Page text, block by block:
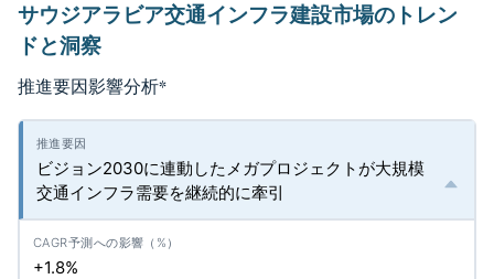
サウジアラビア交通インフラ建設市場のトレン
ドと洞察
推進要因影響分析*
ビジョン2030に連動したメガプロジェクトが大規模
交通インフラ需要を継続的に牽引
+1.8%